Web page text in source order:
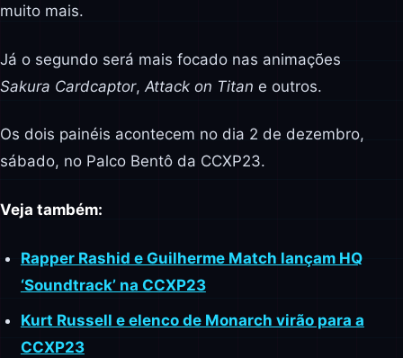
muito mais.
Já o segundo será mais focado nas animações
Sakura Cardcaptor, Attack on Titan e outros.
Os dois painéis acontecem no dia 2 de dezembro,
sábado, no Palco Bentô da CCXP23.
Veja também:
Rapper Rashid e Guilherme Match lançam HQ
‘Soundtrack’ na CCXP23
Kurt Russell e elenco de Monarch virão para a
CCXP23